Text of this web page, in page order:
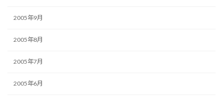
2005年9月
2005年8月
2005年7月
2005年6月